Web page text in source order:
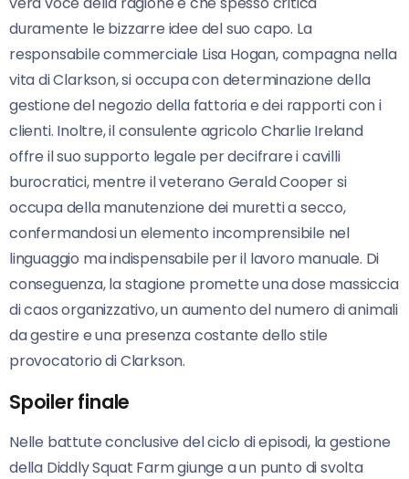
duramente le bizzarre idee del suo capo. La
responsabile commerciale Lisa Hogan, compagna nella
vita di Clarkson, si occupa con determinazione della
gestione del negozio della fattoria e dei rapporti con i
clienti. Inoltre, il consulente agricolo Charlie Ireland
offre il suo supporto legale per decifrare i cavilli
burocratici, mentre il veterano Gerald Cooper si
occupa della manutenzione dei muretti a secco,
confermandosi un elemento incomprensibile nel
linguaggio ma indispensabile per il lavoro manuale. Di
conseguenza, la stagione promette una dose massiccia
di caos organizzativo, un aumento del numero di animali
da gestire e una presenza costante dello stile
provocatorio di Clarkson.
Spoiler finale
Nelle battute conclusive del ciclo di episodi, la gestione
della Diddly Squat Farm giunge a un punto di svolta